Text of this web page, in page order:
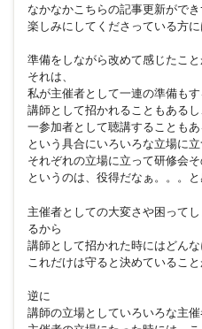
なかなかこちらの記事更新がで
楽しみにしてくださっている方に
準備をしながら改めて感じたこ
それは、
私が主催者として一連の準備もす
講師として招かれることもあるし
一参加者として聴講することもあ
という具合にいろいろな立場に
それぞれの立場に立って研修会
というのは、役得だなぁ。。。と
主催者としての大変さや困って
るから
講師として招かれた時にはどん
これだけは守ると決めていること
逆に
講師の立場としていろいろな主